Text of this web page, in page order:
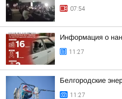
07:54
Информация о
11:27
Белгородские
11:27